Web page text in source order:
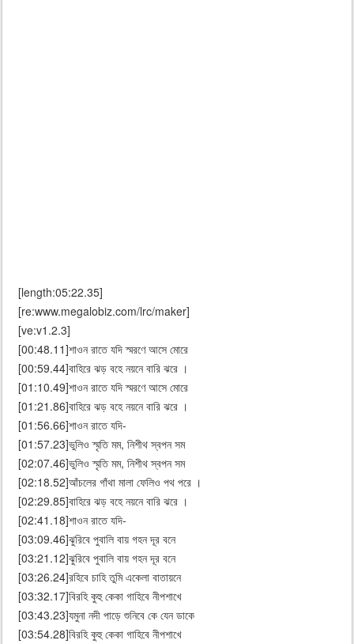
[length:05:22.35]
[re:www.megalobiz.com/lrc/maker]
[ve:v1.2.3]
[00:48.11]শাওন রাতে যদি স্মরণে আসে মোরে
[00:59.44]বাহিরে ঝড় বহে নয়নে বারি ঝরে ।
[01:10.49]শাওন রাতে যদি স্মরণে আসে মোরে
[01:21.86]বাহিরে ঝড় বহে নয়নে বারি ঝরে ।
[01:56.66]শাওন রাতে যদি-
[01:57.23]ভুলিও স্মৃতি মম, নিশীথ স্বপন সম
[02:07.46]ভুলিও স্মৃতি মম, নিশীথ স্বপন সম
[02:18.52]আঁচলের গাঁথা মালা ফেলিও পথ পরে ।
[02:29.85]বাহিরে ঝড় বহে নয়নে বারি ঝরে ।
[02:41.18]শাওন রাতে যদি-
[03:09.46]ঝুরিবে পুবালি বায় গহন দূর বনে
[03:21.12]ঝুরিবে পুবালি বায় গহন দূর বনে
[03:26.24]রহিবে চাহি তুমি একেলা বাতায়নে
[03:32.17]বিরহি কুহু কেকা গাহিবে নীপশাখে
[03:43.23]যমুনা নদী পাড়ে শুনিবে কে যেন ডাকে
[03:54.28]বিরহি কুহু কেকা গাহিবে নীপশাখে